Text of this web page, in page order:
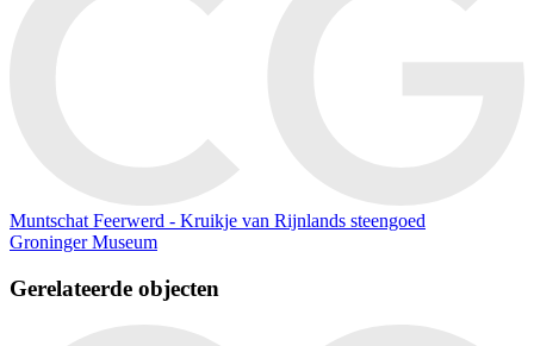
Muntschat Feerwerd - Kruikje van Rijnlands steengoed
Groninger Museum
Gerelateerde objecten